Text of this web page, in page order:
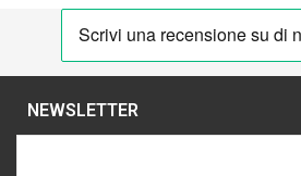
NEWSLETTER